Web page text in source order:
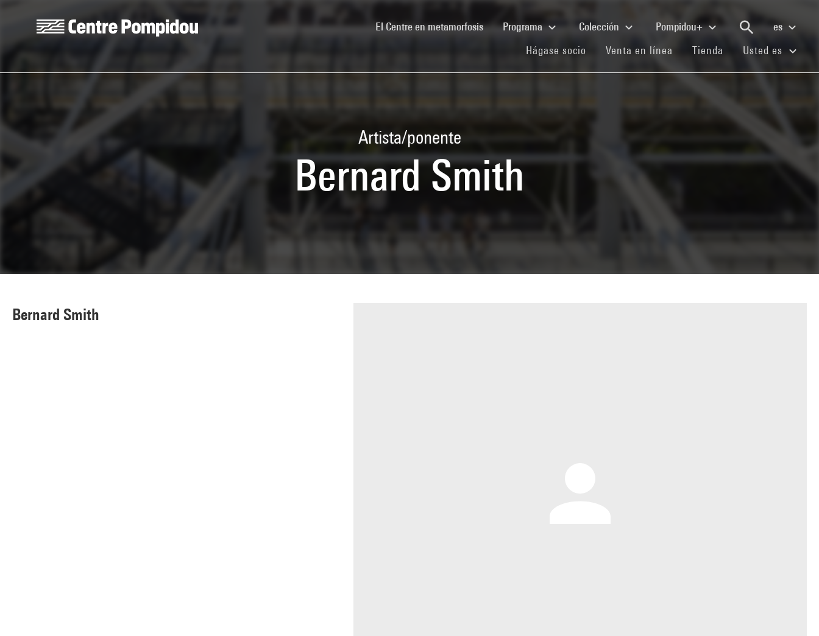
El Centre en metamorfosis(current)Programa Colección Pompidou+
es
Hágase socio (current)
Venta en línea (current)
Tienda (current)
Usted es
Artista/ponente
Bernard Smith
Bernard Smith